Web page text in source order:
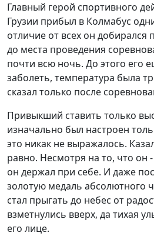
Главный герой спортивного
Грузии прибыл в Колмабус
отличие от всех он
до места проведения
почти всю ночь. До этого его
заболеть, температура была
сказал только после
Привыкший ставить только
изначально был настроен
это никак не выражалось.
равно. Несмотря на то, что он
он держал при себе. И даже
золотую медаль абсолютного
стал прыгать до небес от
взметнулись вверх, да тихая
его лице.